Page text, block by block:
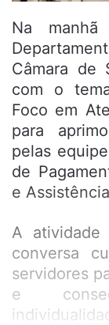
Na
Câmara de
com o
Foco em
para
pelas
de
e
A
conversa
servidores
e